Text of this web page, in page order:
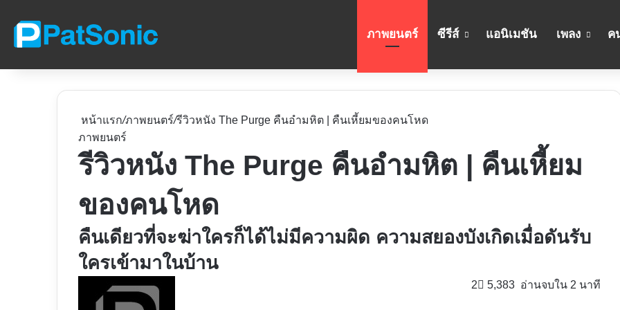
ภาพยนตร์ ซีรีส์ แอนิเมชัน เพลง ค
หน้าแรก/ภาพยนตร์/รีวิวหนัง The Purge คืนอำมหิต | คืนเหี้ยมของคนโหด
ภาพยนตร์
รีวิวหนัง The Purge คืนอำมหิต | คืนเหี้ยม
ของคนโหด
คืนเดียวที่จะฆ่าใครก็ได้ไม่มีความผิด ความสยองบังเกิดเมื่อดันรับ
ใครเข้ามาในบ้าน
2 5,383 อ่านจบใน 2 นาที